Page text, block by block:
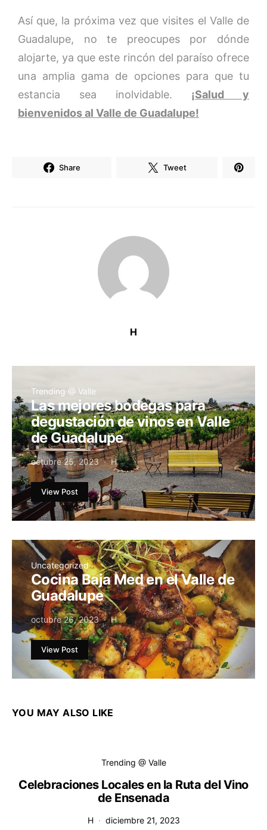
Así que, la próxima vez que visites el Valle de
Guadalupe, no te preocupes por dónde
alojarte, ya que este rincón del paraíso ofrece
una amplia gama de opciones para que tu
estancia sea inolvidable. ¡Salud y
bienvenidos al Valle de Guadalupe!
Share Tweet
H
Trending @ Valle
Las mejores bodegas para
degustación de vinos en Valle
de Guadalupe
octubre 25, 2023 H
View Post
Uncategorized
Cocina Baja Med en el Valle de
Guadalupe
octubre 26, 2023 H
View Post
YOU MAY ALSO LIKE
Trending @ Valle
Celebraciones Locales en la Ruta del Vino
de Ensenada
H diciembre 21, 2023